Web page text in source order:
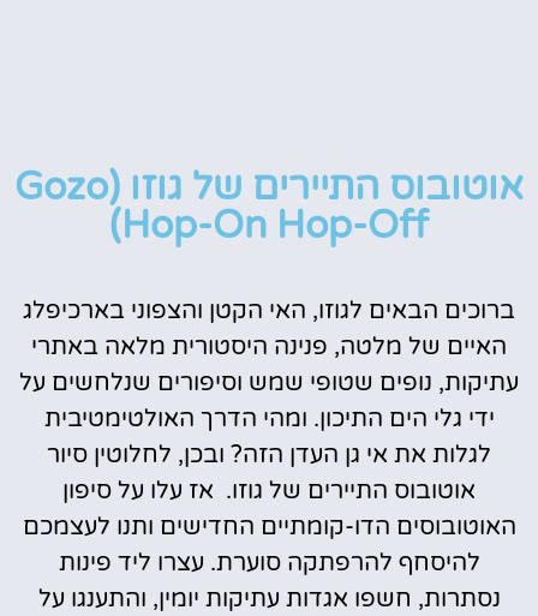
אוטובוס התיירים של גוזו (Gozo
Hop-On Hop-Off)
ברוכים הבאים לגוזו, האי הקטן והצפוני בארכיפלג
האיים של מלטה, פנינה היסטורית מלאה באתרי
עתיקות, נופים שטופי שמש וסיפורים שנלחשים על
ידי גלי הים התיכון. ומהי הדרך האולטימטיבית
לגלות את אי גן העדן הזה? ובכן, לחלוטין סיור
אוטובוס התיירים של גוזו. אז עלו על סיפון
האוטובוסים הדו-קומתיים החדישים ותנו לעצמכם
להיסחף להרפתקה סוערת. עצרו ליד פינות
נסתרות, חשפו אגדות עתיקות יומין, והתענגו על